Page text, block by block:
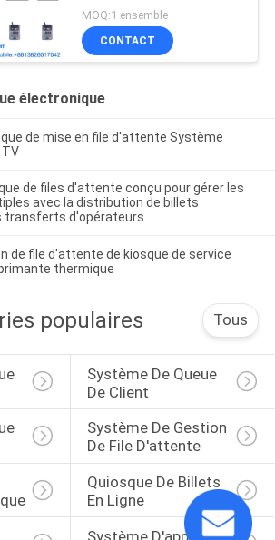
MOQ:1 ensemble
CONTACT
électronique
de mise en file d'attente Système
de files d'attente conçu pour gérer les
avec la distribution de billets
transferts d'opérateurs
de file d'attente de kiosque de service
thermique
populaires Tous
Système De Queue
De Client
Système De Gestion
De File D'attente
Quiosque De Billets
En Ligne
Système D'appel